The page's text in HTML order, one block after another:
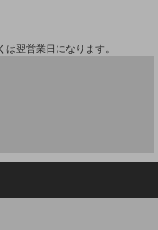
は翌営業日になります。